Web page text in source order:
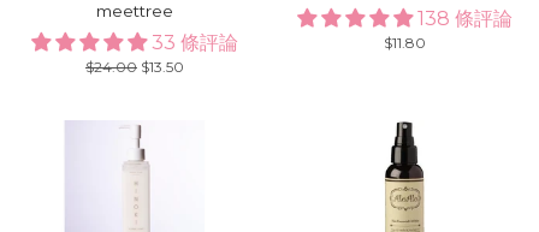
meettree
33 條評論
Regular
$24.00 Sale
$13.50
138 條評論
Regular
$11.80